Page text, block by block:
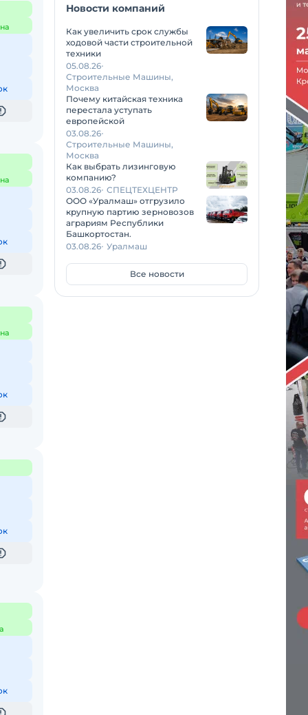
Новости компаний
Как увеличить срок службы
ходовой части строительной
техники
05.08.26
Строительные Машины,
Москва
Почему китайская техника
перестала уступать
европейской
03.08.26
Строительные Машины,
Москва
Как выбрать лизинговую
компанию?
03.08.26 СПЕЦТЕХЦЕНТР
ООО «Уралмаш» отгрузило
крупную партию зерновозов
аграриям Республики
Башкортостан.
03.08.26 Уралмаш
Все новости